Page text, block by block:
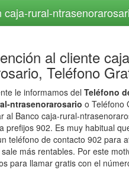
caja-rural-
al cliente
Teléfono
le informamos del Teléfono
ntrasenorarosario o Teléfono
al Banco caja-rural-
prefijos 902. Es muy habitual
teléfono de contacto 902 para
más rentables. Por este
para llamar gratis con el